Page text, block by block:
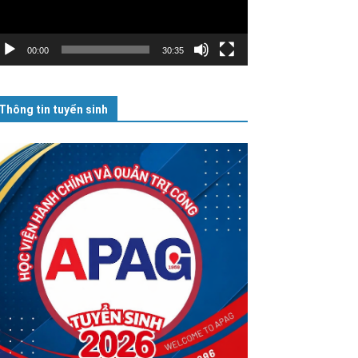
00:00 30:35
Thông tin tuyển sinh